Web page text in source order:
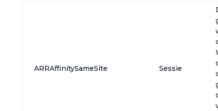
ARRAffinitySameSite Sessie